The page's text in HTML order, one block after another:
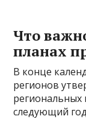
Что
планах
В конце
регионов
следующий